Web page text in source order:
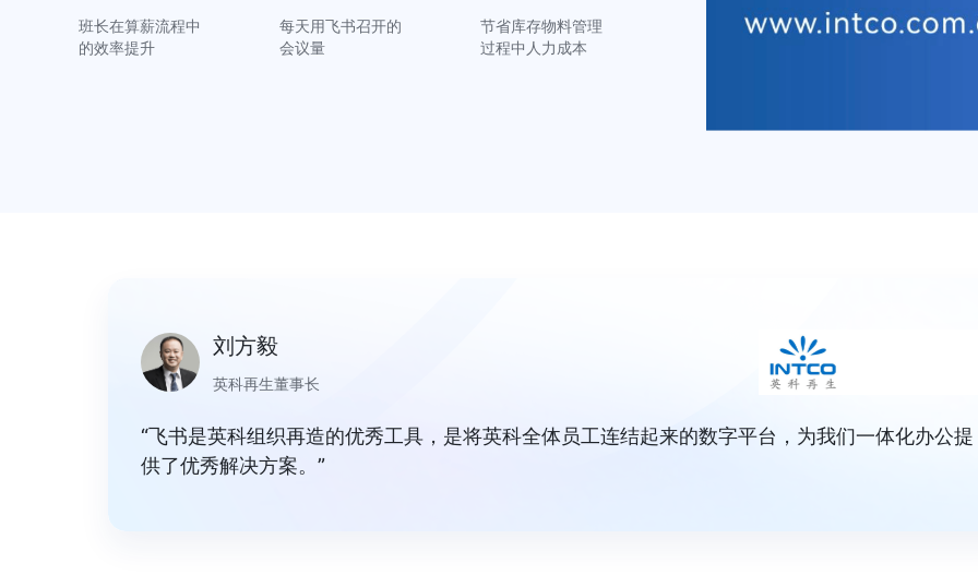
班长在算薪流程中
的效率提升
每天用飞书召开的
会议量
节省库存物料管理
过程中人力成本
刘方毅
英科再生董事长
“飞书是英科组织再造的优秀工具，是将英科全体员工连结起来的数字平台，为我们一体化办公提
供了优秀解决方案。”